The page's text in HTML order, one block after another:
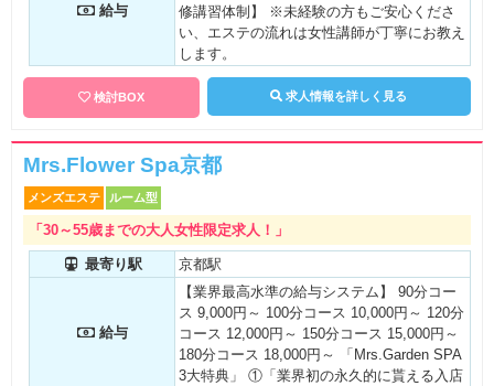
給与
修講習体制】 ※未経験の方もご安心くださ
い、エステの流れは女性講師が丁寧にお教え
します。
検討BOX 求人情報を詳しく見る
Mrs.Flower Spa京都
メンズエステ ルーム型
「30～55歳までの大人女性限定求人！」
最寄り駅 京都駅
給与
【業界最高水準の給与システム】 90分コー
ス 9,000円～ 100分コース 10,000円～ 120分
コース 12,000円～ 150分コース 15,000円～
180分コース 18,000円～ 「Mrs.Garden SPA
3大特典」 ①「業界初の永久的に貰える入店